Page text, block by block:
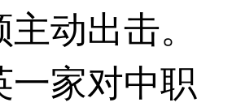
动出击。
家对中职